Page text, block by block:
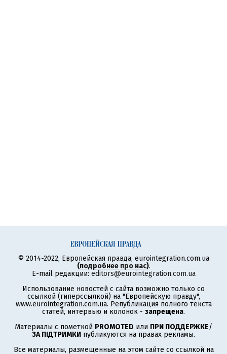
© 2014-2022, Европейская правда, eurointegration.com.ua
(подробнее про нас).
E-mail редакции: editors@eurointegration.com.ua
Использование новостей с сайта возможно только со
ссылкой (гиперссылкой) на "Европейскую правду",
www.eurointegration.com.ua. Републикация полного текста
статей, интервью и колонок - запрещена.
Материалы с пометкой PROMOTED или ПРИ ПОДДЕРЖКЕ/
ЗА ПІДТРИМКИ публикуются на правах рекламы.
Все материалы, размещенные на этом сайте со ссылкой на